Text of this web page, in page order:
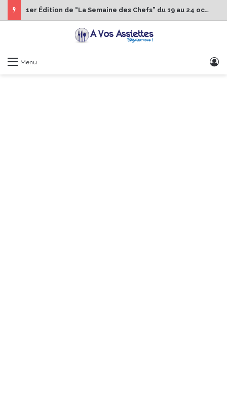
1er Édition de “La Semaine des Chefs” du 19 au 24 octobre 2026
Menu